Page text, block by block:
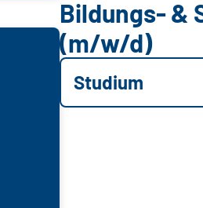
Bildungs- &
(m/w/d)
Studium